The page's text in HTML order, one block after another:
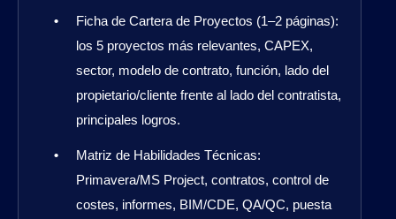
Ficha de Cartera de Proyectos (1–2 páginas):
los 5 proyectos más relevantes, CAPEX,
sector, modelo de contrato, función, lado del
propietario/cliente frente al lado del contratista,
principales logros.
Matriz de Habilidades Técnicas:
Primavera/MS Project, contratos, control de
costes, informes, BIM/CDE, QA/QC, puesta